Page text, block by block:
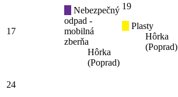
17
Nebezpečný
odpad -
mobilná
zberňa
Hôrka
(Poprad)
19
Plasty
Hôrka
(Poprad)
24